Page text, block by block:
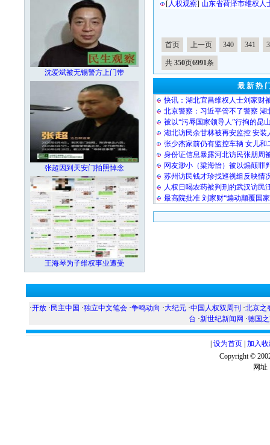
沈爱斌被无锡警方上门带
张超因到天安门拍照悼念
王海琴为子维权事业遭受
[人权观察] 山东省荷泽市维权人
首页 上一页 340 341
共 350页6991条
最 新 热
快讯：湖北宜昌维权人士刘家财
北京警察：习近平管不了警察 湖
被以“污辱国家领导人”行拘的昆
湖北访民余甘林被再安监控 安装
张少杰家前仍有监控车辆 女儿和
身份证信息暴露河北访民张朋周
网友渺小（梁海怡）被以煽颠罪
苏州访民钱才珍找巡视组反映情
人权日喝农药被判刑的武汉访民
最高院批准 刘家财“煽动颠覆国
·开放 · 民主中国 ·独立中文笔会 ·争鸣动向 ·大纪元 ·中国人权双周刊 ·北京之
台 ·新世纪新闻网 ·德国
设为首页 加入
Copyright ©
网址